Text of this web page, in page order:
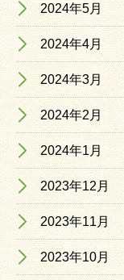
2024年5月
2024年4月
2024年3月
2024年2月
2024年1月
2023年12月
2023年11月
2023年10月